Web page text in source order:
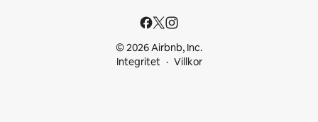
© 2026 Airbnb, Inc.
Integritet
Villkor